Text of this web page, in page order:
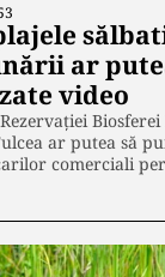
ar
video
ar putea să
comerciali